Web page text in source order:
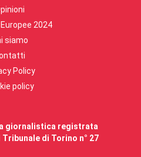
2024
siamo
Policy
policy
giornalistica registrata
di Torino n° 27